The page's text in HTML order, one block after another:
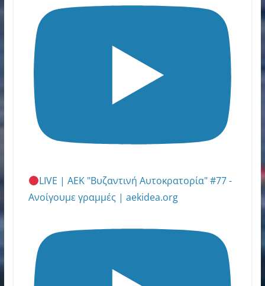
LIVE | ΑΕΚ "Βυζαντινή Αυτοκρατορία" #77 -
Ανοίγουμε γραμμές | aekidea.org